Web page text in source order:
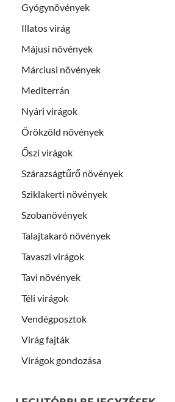
Gyógynövények
Illatos virág
Májusi növények
Márciusi növények
Mediterrán
Nyári virágok
Örökzöld növények
Őszi virágok
Szárazságtűrő növények
Sziklakerti növények
Szobanövények
Talajtakaró növények
Tavaszi virágok
Tavi növények
Téli virágok
Vendégposztok
Virág fajták
Virágok gondozása